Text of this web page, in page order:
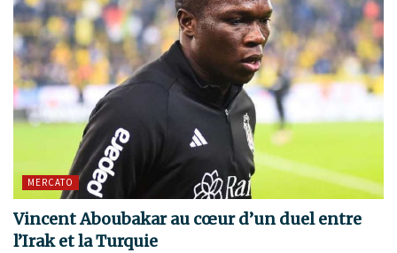
MERCATO
Vincent Aboubakar au cœur d’un duel entre
l’Irak et la Turquie